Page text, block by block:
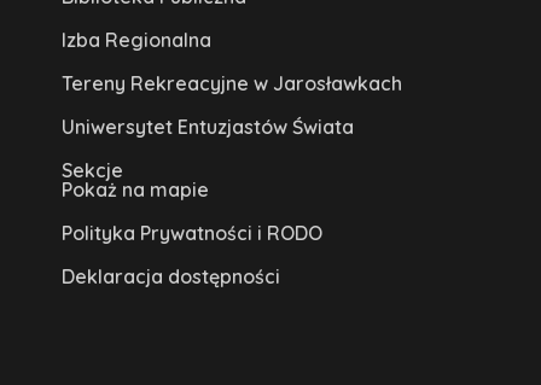
Izba Regionalna
Tereny Rekreacyjne w Jarosławkach
Uniwersytet Entuzjastów Świata
Sekcje
Pokaż na mapie
Polityka Prywatności i RODO
Deklaracja dostępności